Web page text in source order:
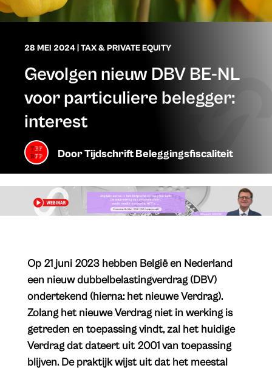
28 MEI 2024 TAX & PRIVATE EQUITY
Gevolgen nieuw DBV BE-NL
voor particuliere belegger:
interest
DoorTijdschrift Beleggingsfiscaliteit
Op 21 juni 2023 hebben België en Nederland
een nieuw dubbelbelastingverdrag (DBV)
ondertekend (hierna: het nieuwe Verdrag).
Zolang het nieuwe Verdrag niet in werking is
getreden en toepassing vindt, zal het huidige
Verdrag dat dateert uit 2001 van toepassing
blijven. De praktijk wijst uit dat het meestal